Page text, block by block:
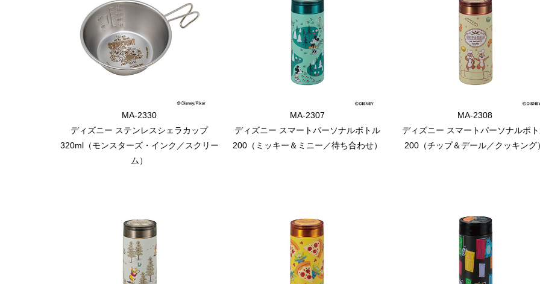
MA-2330
ディズニー ステンレスシェラカップ
320ml（モンスターズ・インク／スクリー
ム）
MA-2307
ディズニー スマートパーソナルボトル
200（ミッキー＆ミニー／待ち合わせ）
MA-2308
ディズニー スマートパーソナルボ
200（チップ＆デール／クッキング